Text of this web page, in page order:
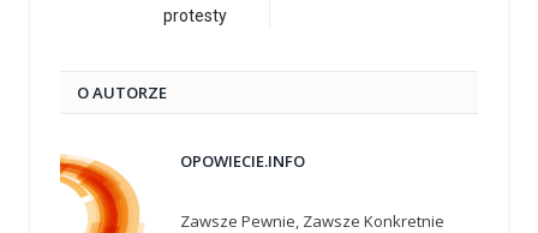
protesty
O AUTORZE
OPOWIECIE.INFO
Zawsze Pewnie, Zawsze Konkretnie